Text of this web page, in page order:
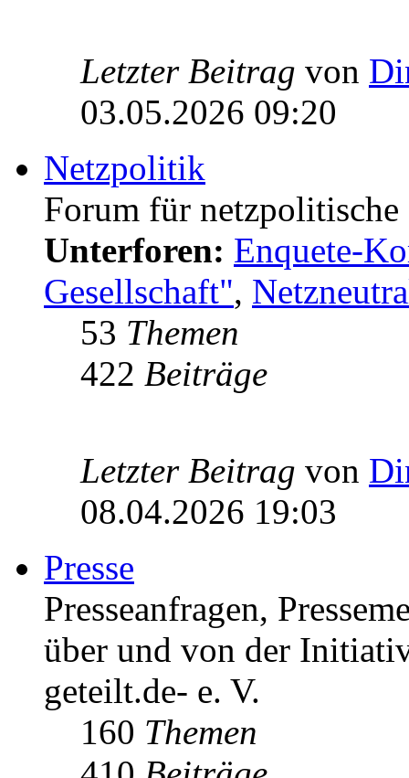
Letzter Beitrag von
03.05.2026 09:20
Netzpolitik
Forum für
Unterforen: Enquete-
Gesellschaft",
53 Themen
422 Beiträge
Letzter Beitrag von
08.04.2026 19:03
Presse
Presseanfragen,
über und von der
geteilt.de- e. V.
160 Themen